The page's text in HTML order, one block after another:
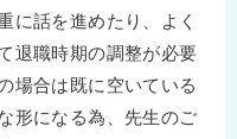
に話を進めたり、よく
退職時期の調整が必要
場合は既に空いている
形になる為、先生のご